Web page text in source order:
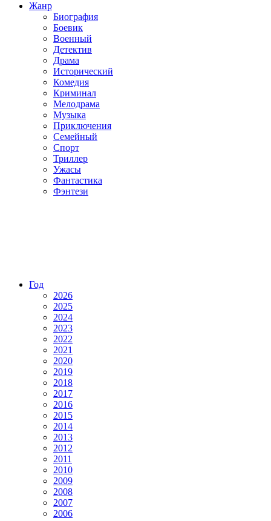
Жанр
Биография
Боевик
Военный
Детектив
Драма
Исторический
Комедия
Криминал
Мелодрама
Музыка
Приключения
Семейный
Спорт
Триллер
Ужасы
Фантастика
Фэнтези
Год
2026
2025
2024
2023
2022
2021
2020
2019
2018
2017
2016
2015
2014
2013
2012
2011
2010
2009
2008
2007
2006